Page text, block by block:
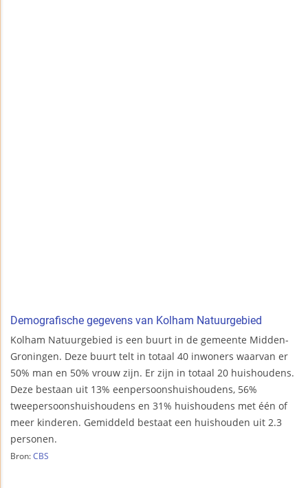
Demografische gegevens van Kolham Natuurgebied
Kolham Natuurgebied is een buurt in de gemeente Midden-
Groningen. Deze buurt telt in totaal 40 inwoners waarvan er
50% man en 50% vrouw zijn. Er zijn in totaal 20 huishoudens.
Deze bestaan uit 13% eenpersoonshuishoudens, 56%
tweepersoonshuishoudens en 31% huishoudens met één of
meer kinderen. Gemiddeld bestaat een huishouden uit 2.3
personen.
Bron: CBS